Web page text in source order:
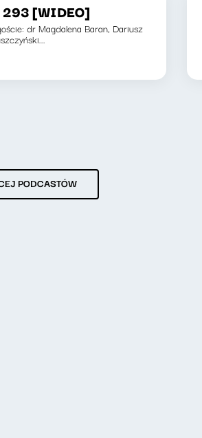
[WIDEO]
dr Magdalena Baran, Dariusz
PODCASTÓW